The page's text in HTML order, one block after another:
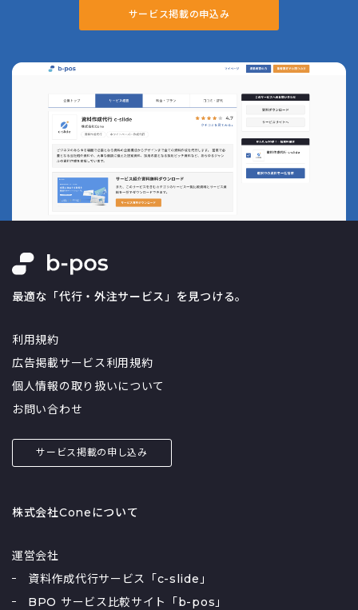
サービス掲載の申込み
最適な「代行・外注サービス」を見つける。
利用規約
広告掲載サービス利用規約
個人情報の取り扱いについて
お問い合わせ
サービス掲載の申し込み
株式会社Coneについて
運営会社
資料作成代行サービス「c-slide」
BPO サービス比較サイト「b-pos」